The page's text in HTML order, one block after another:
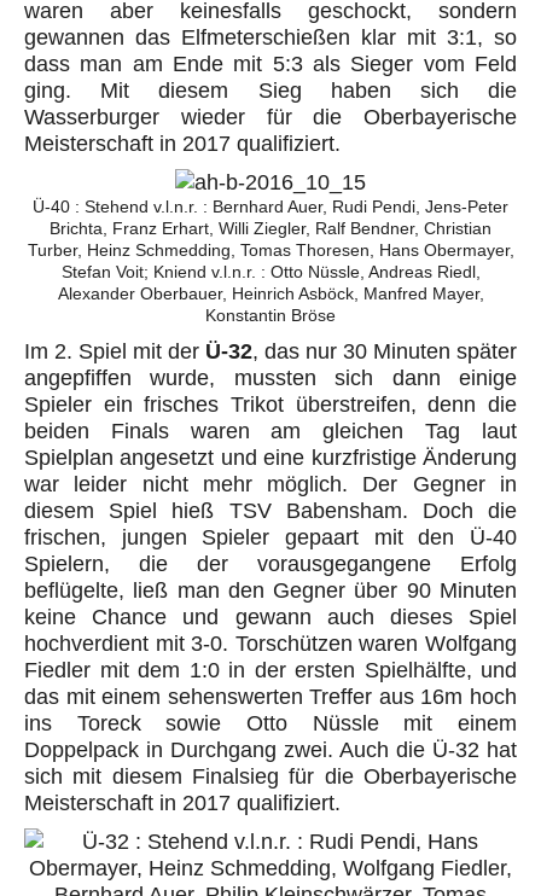
waren aber keinesfalls geschockt, sondern
gewannen das Elfmeterschießen klar mit 3:1, so
dass man am Ende mit 5:3 als Sieger vom Feld
ging. Mit diesem Sieg haben sich die
Wasserburger wieder für die Oberbayerische
Meisterschaft in 2017 qualifiziert.
Ü-40 : Stehend v.l.n.r. : Bernhard Auer, Rudi Pendi, Jens-Peter
Brichta, Franz Erhart, Willi Ziegler, Ralf Bendner, Christian
Turber, Heinz Schmedding, Tomas Thoresen, Hans Obermayer,
Stefan Voit; Kniend v.l.n.r. : Otto Nüssle, Andreas Riedl,
Alexander Oberbauer, Heinrich Asböck, Manfred Mayer,
Konstantin Bröse
Im 2. Spiel mit der Ü-32, das nur 30 Minuten später
angepfiffen wurde, mussten sich dann einige
Spieler ein frisches Trikot überstreifen, denn die
beiden Finals waren am gleichen Tag laut
Spielplan angesetzt und eine kurzfristige Änderung
war leider nicht mehr möglich. Der Gegner in
diesem Spiel hieß TSV Babensham. Doch die
frischen, jungen Spieler gepaart mit den Ü-40
Spielern, die der vorausgegangene Erfolg
beflügelte, ließ man den Gegner über 90 Minuten
keine Chance und gewann auch dieses Spiel
hochverdient mit 3-0. Torschützen waren Wolfgang
Fiedler mit dem 1:0 in der ersten Spielhälfte, und
das mit einem sehenswerten Treffer aus 16m hoch
ins Toreck sowie Otto Nüssle mit einem
Doppelpack in Durchgang zwei. Auch die Ü-32 hat
sich mit diesem Finalsieg für die Oberbayerische
Meisterschaft in 2017 qualifiziert.